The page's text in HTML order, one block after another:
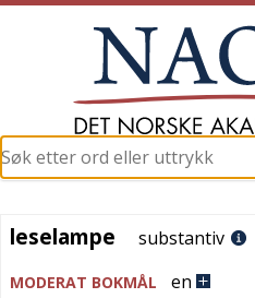
leselampe
leselampe substantiv
MODERAT BOKMÅL en